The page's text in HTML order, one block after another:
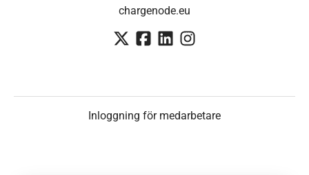
chargenode.eu
Inloggning för medarbetare